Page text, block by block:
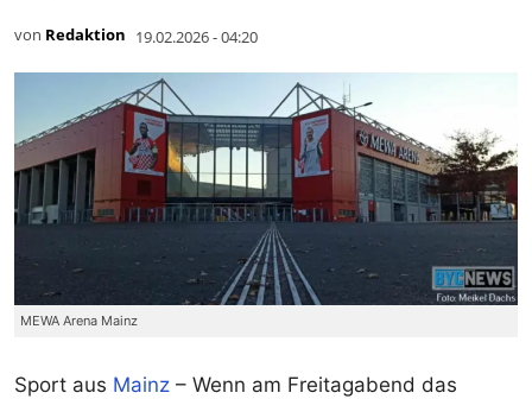
von Redaktion 19.02.2026 - 04:20
MEWA Arena Mainz
Sport aus Mainz – Wenn am Freitagabend das